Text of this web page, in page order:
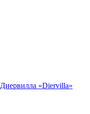
Диервилла «Diervilla»